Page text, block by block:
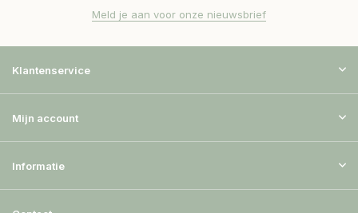
Meld je aan voor onze nieuwsbrief
Klantenservice
Mijn account
Informatie